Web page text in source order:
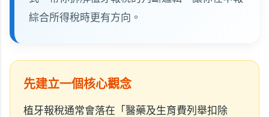
綜合所得稅時更有方向。
先建立一個核心觀念
植牙報稅通常會落在「醫藥及生育費列舉扣除